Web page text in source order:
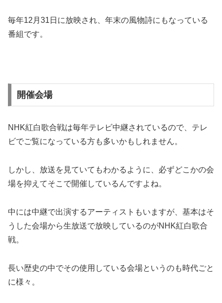
毎年12月31日に放映され、年末の風物詩にもなっている
番組です。
開催会場
NHK紅白歌合戦は毎年テレビ中継されているので、テレ
ビでご覧になっている方も多いかもしれません。
しかし、放送を見ていてもわかるように、必ずどこかの会
場を抑えてそこで開催しているんですよね。
中には中継で出演するアーティストもいますが、基本はそ
うした会場から生放送で放映しているのがNHK紅白歌合
戦。
長い歴史の中でその使用している会場というのも時代ごと
に様々。